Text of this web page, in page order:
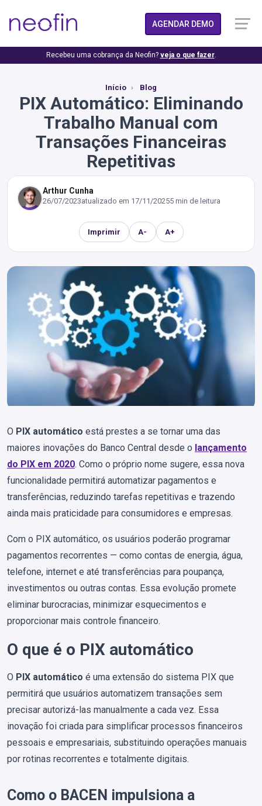
AGENDAR DEMO
Recebeu uma cobrança da Neofin? veja o que fazer.
Início Blog
PIX Automático: Eliminando
Trabalho Manual com
Transações Financeiras
Repetitivas
Arthur Cunha
26/07/2023atualizado em 17/11/20255 min de leitura
Imprimir A- A+
O PIX automático está prestes a se tornar uma das
maiores inovações do Banco Central desde o lançamento
do PIX em 2020. Como o próprio nome sugere, essa nova
funcionalidade permitirá automatizar pagamentos e
transferências, reduzindo tarefas repetitivas e trazendo
ainda mais praticidade para consumidores e empresas.
Com o PIX automático, os usuários poderão programar
pagamentos recorrentes — como contas de energia, água,
telefone, internet e até transferências para poupança,
investimentos ou outras contas. Essa evolução promete
eliminar burocracias, minimizar esquecimentos e
proporcionar mais controle financeiro.
O que é o PIX automático
O PIX automático é uma extensão do sistema PIX que
permitirá que usuários automatizem transações sem
precisar autorizá-las manualmente a cada vez. Essa
inovação foi criada para simplificar processos financeiros
pessoais e empresariais, substituindo operações manuais
por rotinas recorrentes e totalmente digitais.
Como o BACEN impulsiona a